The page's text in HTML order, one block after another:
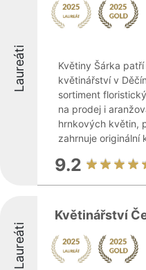
Laureáti
Květiny Šárka
květinářství v
sortiment
na prodej i
hrnkových květin,
zahrnuje originální
9.2
Laureáti
Květinářství